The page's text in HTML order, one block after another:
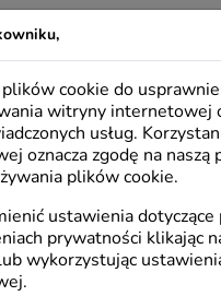
/ Anioły dekoracyjne / Anioły
cookie do
witryny internetowej
usług.
oznacza zgodę na naszą
plików cookie.
ustawienia
prywatności klikając
wykorzystując